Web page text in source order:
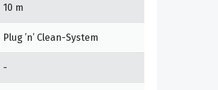
10 m
Plug ’n’ Clean-System
-